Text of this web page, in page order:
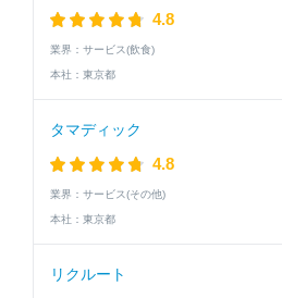
4.8
業界： サービス(飲食)
本社： 東京都
タマディック
4.8
業界： サービス(その他)
本社： 東京都
リクルート